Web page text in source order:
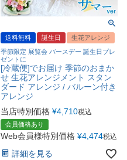
送料無料 誕生日
生花アレンジ
季節限定 展覧会 バースデー 誕生日プレ
ゼントに
[冷蔵便]でお届け 季節のおまか
せ 生花アレンジメント スタン
ダード アレンジ / バルーン付き
アレンジ
当店特別価格 ¥4,710税込
会員価格あり
Web会員様特別価格 ¥4,474税込
詳細を見る